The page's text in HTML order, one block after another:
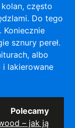
często
Do tego
Koniecznie
sznury pereł.
albo
i lakierowane
Polecamy
– jak ją